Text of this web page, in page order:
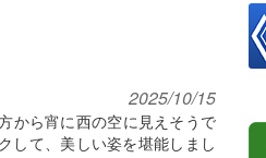
2025/10/15
から宵に西の空に見えそうで
して、美しい姿を堪能しまし